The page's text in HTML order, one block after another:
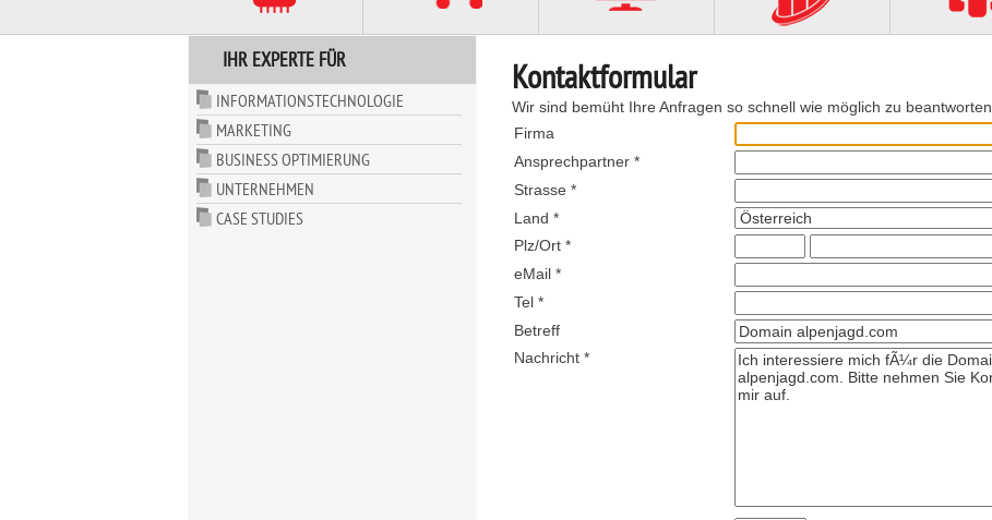
IHR EXPERTE FÜR
INFORMATIONSTECHNOLOGIE
MARKETING
BUSINESS OPTIMIERUNG
UNTERNEHMEN
CASE STUDIES
Kontaktformular
Wir sind bemüht Ihre Anfragen so schnell wie möglich zu beantworten.
Firma
Ansprechpartner *
Strasse *
Land *
Plz/Ort *
eMail *
Tel *
Betreff
Nachricht *